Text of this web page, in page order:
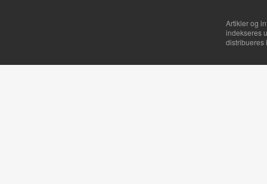
Artikler og
indekseres
distribueres